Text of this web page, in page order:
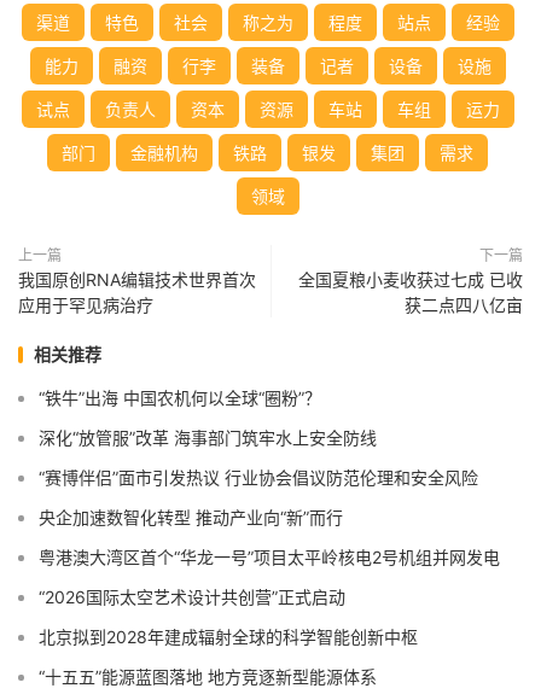
渠道 特色 社会 称之为 程度 站点 经验
能力 融资 行李 装备 记者 设备 设施
试点 负责人 资本 资源 车站 车组 运力
部门 金融机构 铁路 银发 集团 需求
领域
上一篇
我国原创RNA编辑技术世界首次
应用于罕见病治疗
下一篇
全国夏粮小麦收获过七成 已收
获二点四八亿亩
相关推荐
“铁牛”出海 中国农机何以全球“圈粉”？
深化“放管服”改革 海事部门筑牢水上安全防线
“赛博伴侣”面市引发热议 行业协会倡议防范伦理和安全风险
央企加速数智化转型 推动产业向“新”而行
粤港澳大湾区首个“华龙一号”项目太平岭核电2号机组并网发电
“2026国际太空艺术设计共创营”正式启动
北京拟到2028年建成辐射全球的科学智能创新中枢
“十五五”能源蓝图落地 地方竞逐新型能源体系